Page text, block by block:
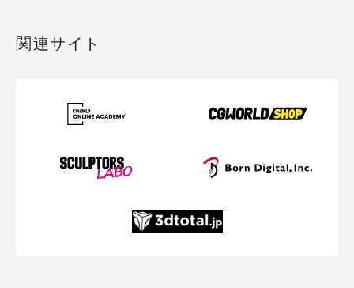
関連サイト